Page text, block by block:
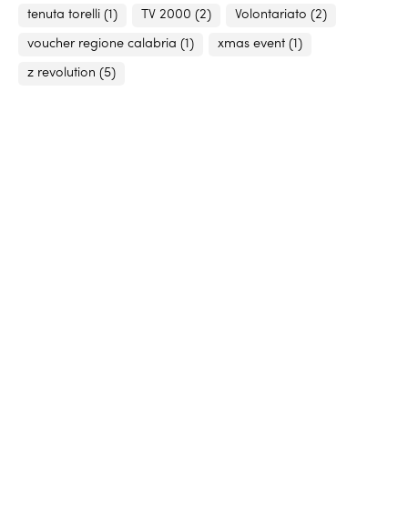
tenuta torelli (1) TV 2000 (2) Volontariato (2)
voucher regione calabria (1) xmas event (1)
z revolution (5)